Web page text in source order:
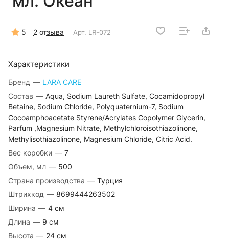
5 2 отзыва Арт. LR-072
Характеристики
Бренд — LARA CARE
Состав — Aqua, Sodium Laureth Sulfate, Cocamidopropyl
Betaine, Sodium Chloride, Polyquaternium-7, Sodium
Cocoamphoacetate Styrene/Acrylates Copolymer Glycerin,
Parfum ,Magnesium Nitrate, Methylchloroisothiazolinone,
Methylisothiazolinone, Magnesium Chloride, Citric Acid.
Вес коробки — 7
Объем, мл — 500
Страна производства — Турция
Штрихкод — 8699444263502
Ширина — 4 cм
Длина — 9 cм
Высота — 24 cм